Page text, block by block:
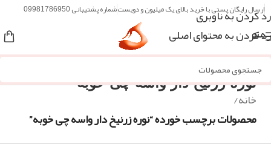
رد کردن به ناوبری
رد کردن به محتوای اصلی
ارسال رایگان پستی با خرید بالای یک میلیون و دویستشماره پشتیبانی 09981786950
منو
نوره زرنیخ دار واسه چی خوبه
خانه/
محصولات برچسب خورده “نوره زرنیخ دار واسه چی خوبه”